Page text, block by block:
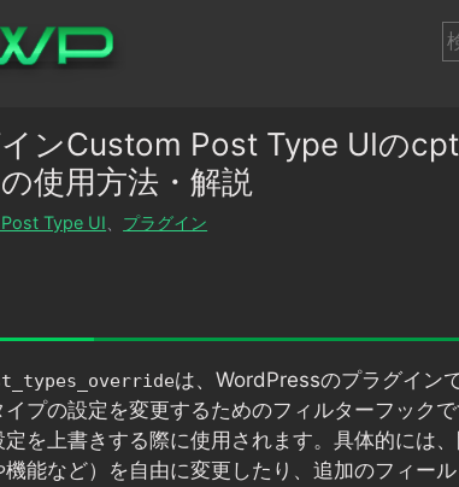
ンCustom Post Type UIの
使用方法・解説
Type UI プラグイン
は、WordPressのプラグイン
イプの設定を変更するためのフィルターフック
定を上書きする際に使用されます。具体的には
機能など）を自由に変更したり、追加のフィー